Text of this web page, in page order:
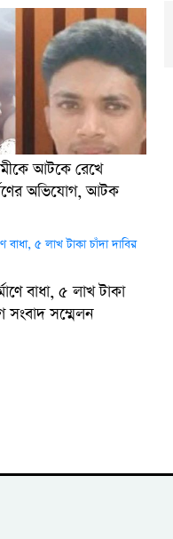
আটকে রেখে
অভিযোগ, আটক
বাধা, ৫ লাখ টাকা
সংবাদ সম্মেলন